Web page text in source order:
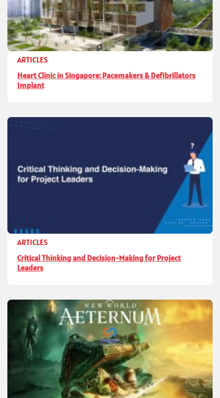
ARTICLES
Heart Clinic in Singapore: Pacemakers & Defibrillators
Implant
ARTICLES
Critical Thinking and Decision-Making for Project
Leaders